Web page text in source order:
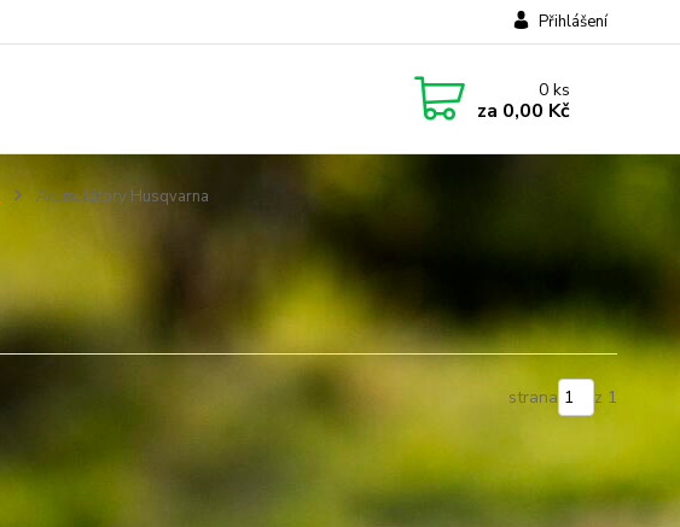
Přihlášení
0ks
za 0,00 Kč
Akumulátory Husqvarna
strana z 1